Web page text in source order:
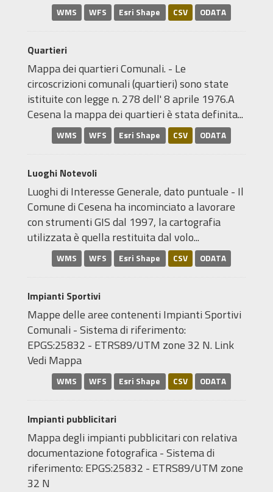
WMS WFS Esri Shape CSV ODATA
Quartieri
Mappa dei quartieri Comunali. - Le
circoscrizioni comunali (quartieri) sono state
istituite con legge n. 278 dell' 8 aprile 1976.A
Cesena la mappa dei quartieri è stata definita...
WMS WFS Esri Shape CSV ODATA
Luoghi Notevoli
Luoghi di Interesse Generale, dato puntuale - Il
Comune di Cesena ha incominciato a lavorare
con strumenti GIS dal 1997, la cartografia
utilizzata è quella restituita dal volo...
WMS WFS Esri Shape CSV ODATA
Impianti Sportivi
Mappe delle aree contenenti Impianti Sportivi
Comunali - Sistema di riferimento:
EPGS:25832 - ETRS89/UTM zone 32 N. Link
Vedi Mappa
WMS WFS Esri Shape CSV ODATA
Impianti pubblicitari
Mappa degli impianti pubblicitari con relativa
documentazione fotografica - Sistema di
riferimento: EPGS:25832 - ETRS89/UTM zone
32 N